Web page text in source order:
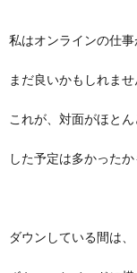
私はオンラインの仕
まだ良いかもしれませ
これが、対面がほと
した予定は多かったか
ダウンしている間は、